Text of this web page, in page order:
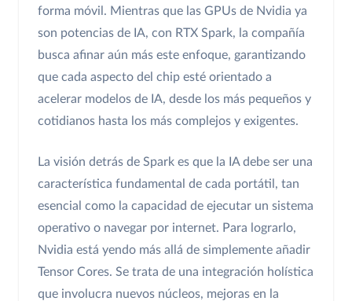
forma móvil. Mientras que las GPUs de Nvidia ya
son potencias de IA, con RTX Spark, la compañía
busca afinar aún más este enfoque, garantizando
que cada aspecto del chip esté orientado a
acelerar modelos de IA, desde los más pequeños y
cotidianos hasta los más complejos y exigentes.
La visión detrás de Spark es que la IA debe ser una
característica fundamental de cada portátil, tan
esencial como la capacidad de ejecutar un sistema
operativo o navegar por internet. Para lograrlo,
Nvidia está yendo más allá de simplemente añadir
Tensor Cores. Se trata de una integración holística
que involucra nuevos núcleos, mejoras en la